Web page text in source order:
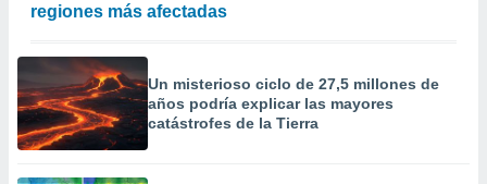
regiones más afectadas
Un misterioso ciclo de 27,5 millones de
años podría explicar las mayores
catástrofes de la Tierra